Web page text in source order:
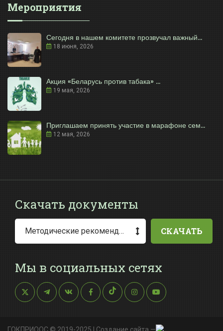
Мероприятия
Сегодня в нашем комитете прозвучал важный...
18 июня, 2026
Акция «Беларусь против табака» ...
19 мая, 2026
Приглашаем принять участие в марафоне сем...
12 мая, 2026
Скачать документы
Методические рекомендации по заполнению заявления о выдаче разрешения на специальное водопользование СКАЧАТЬ
Мы в социальных сетях